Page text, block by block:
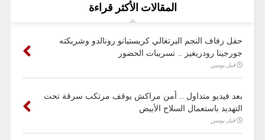
المقالات الأكثر قراءة
حفل زفاف النجم البرتغالي كريستيانو رونالدو وشريكته
جورجينا رودريغيز .. تسريبات الحضور
قبل يومين
بعد فيديو متداول .. أمن مراكش يوقف مرتكب سرقة تحت
التهديد باستعمال السلاح الأبيض
قبل يومين